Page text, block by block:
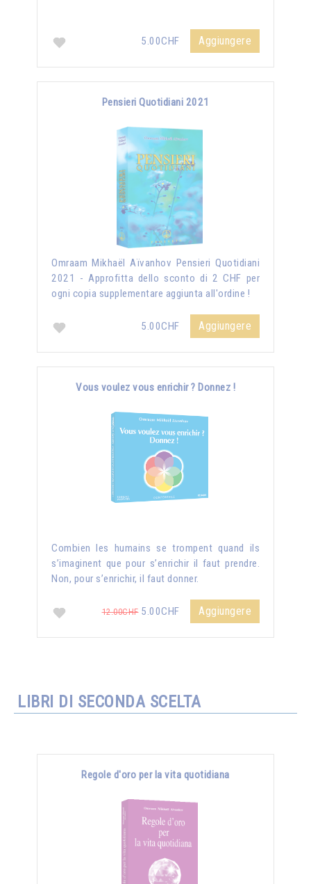
5.00CHF Aggiungere
Pensieri Quotidiani 2021
Omraam Mikhaël Aïvanhov Pensieri Quotidiani
2021 - Approfitta dello sconto di 2 CHF per
ogni copia supplementare aggiunta all'ordine !
5.00CHF Aggiungere
Vous voulez vous enrichir ? Donnez !
Combien les humains se trompent quand ils
s’imaginent que pour s’enrichir il faut prendre.
Non, pour s’enrichir, il faut donner.
12.00CHF5.00CHF Aggiungere
LIBRI DI SECONDA SCELTA
Regole d'oro per la vita quotidiana